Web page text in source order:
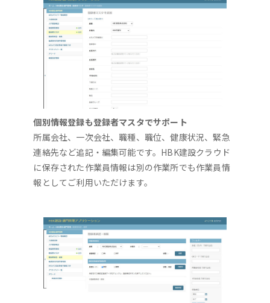
個別情報登録も登録者マスタでサポート
所属会社、一次会社、職種、職位、健康状況、緊急
連絡先など追記・編集可能です。HBK建設クラウド
に保存された作業員情報は別の作業所でも作業員情
報としてご利用いただけます。